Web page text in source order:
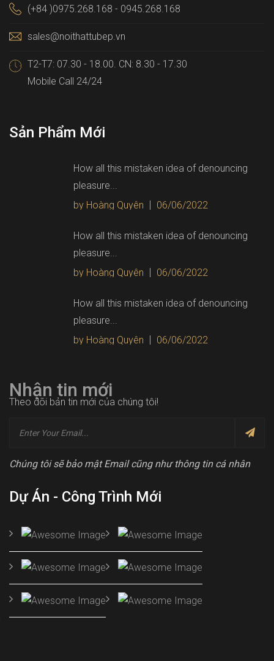
(+84 )0975.268.168 - 0945.268.168
sales@noithattubep.vn
T2-T7: 07.30 - 18.00. CN: 8.30 - 17.30
Mobile Call 24/24
Sản Phẩm Mới
How all this mistaken idea of denouncing
pleasure...
by Hoàng Quyên
06/06/2022
How all this mistaken idea of denouncing
pleasure...
by Hoàng Quyên
06/06/2022
How all this mistaken idea of denouncing
pleasure...
by Hoàng Quyên
06/06/2022
Nhận tin mới
Theo dõi bản tin mới của chúng tôi!
Chúng tôi sẽ bảo mật Email cũng như thông tin cá nhân
Dự Án - Công Trình Mới